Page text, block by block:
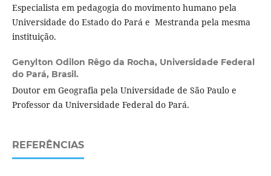
Especialista em pedagogia do movimento humano pela
Universidade do Estado do Pará e Mestranda pela mesma
instituição.
Genylton Odilon Rêgo da Rocha, Universidade Federal
do Pará, Brasil.
Doutor em Geografia pela Universidade de São Paulo e
Professor da Universidade Federal do Pará.
REFERÊNCIAS